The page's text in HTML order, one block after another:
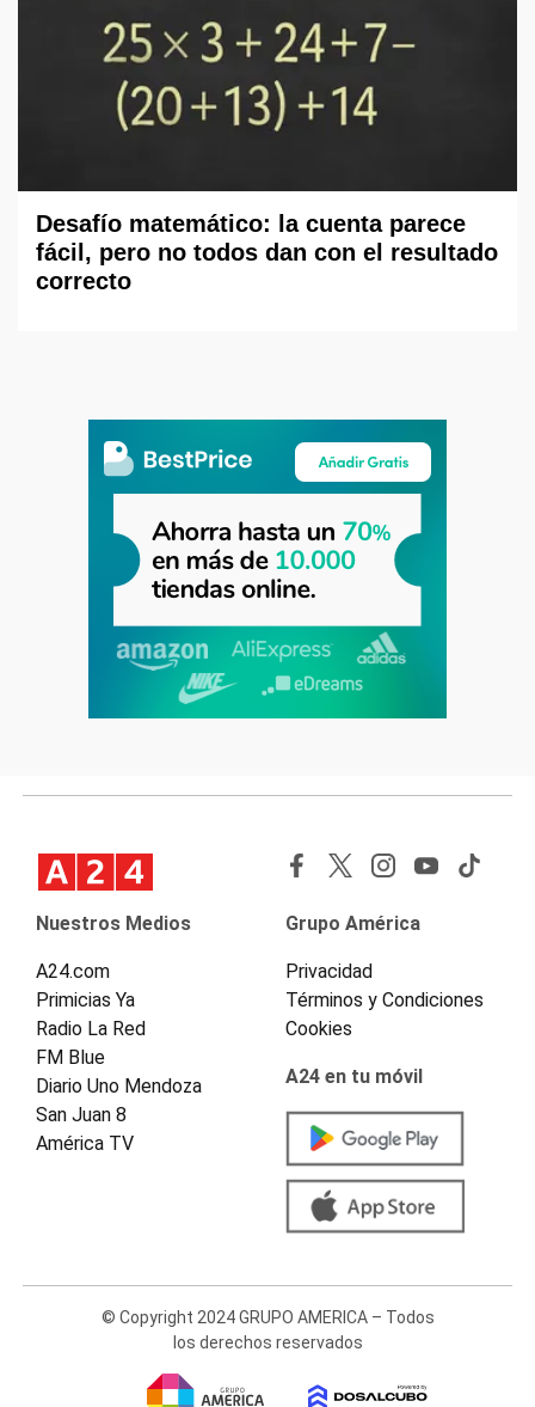
Desafío matemático: la cuenta parece
fácil, pero no todos dan con el resultado
correcto
Nuestros Medios
A24.com
Primicias Ya
Radio La Red
FM Blue
Diario Uno Mendoza
San Juan 8
América TV
Grupo América
Privacidad
Términos y Condiciones
Cookies
A24 en tu móvil
© Copyright 2024 GRUPO AMERICA – Todos
los derechos reservados